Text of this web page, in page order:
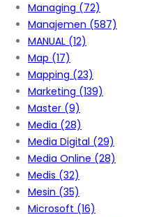
Managing (72)
Manajemen (587)
MANUAL (12)
Map (17)
Mapping (23)
Marketing (139)
Master (9)
Media (28)
Media Digital (29)
Media Online (28)
Medis (32)
Mesin (35)
Microsoft (16)